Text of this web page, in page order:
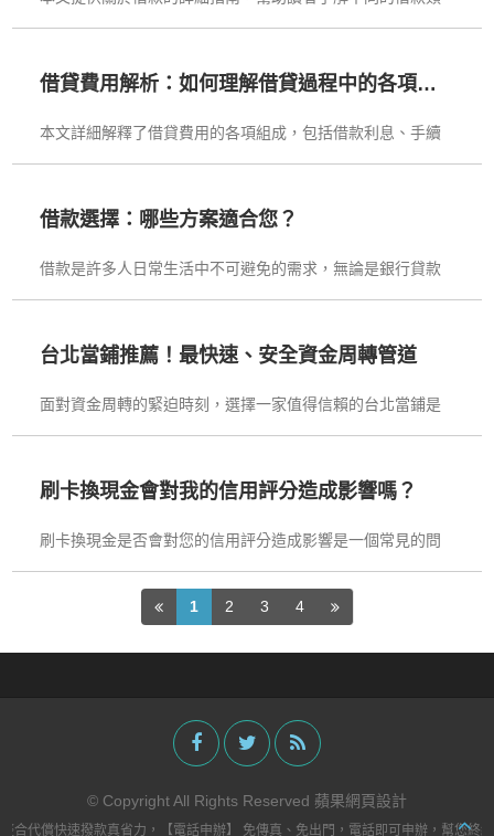
型，包括無擔保貸款、房屋貸款和車貸等。文章涵蓋了借款
避免常見的借款陷阱。此外，本文還深入探討了借款費用的
次借款還是需要額外資金的朋友，都能從中獲得有用的建
議。
借貸費用解析：如何理解借貸過程中的各項費
本文詳細解釋了借貸費用的各項組成，包括借款利息、手續
費、保險費用及提前還款的罰金等。透過了解這些費用，讀
用。無論是首次借貸還是有過經驗的借款人，都能從中學習
借款選擇：哪些方案適合您？
借款是許多人日常生活中不可避免的需求，無論是銀行貸款
還是民間貸款，選擇適合的借款方式對於管理財務至關重
了解不同借款方式的利率、還款條件及適用情境。無論您需
點，能夠幫助您做出明智的財務決策。
台北當鋪推薦！最快速、安全資金周轉管道
面對資金周轉的緊迫時刻，選擇一家值得信賴的台北當鋪是
解決困境的得力助手。作為政府合法立案的當鋪，台北當鋪
鋪服務，以最低利率協助客戶度過資金低潮。我們不僅擁有
合適的解決方案。
刷卡換現金會對我的信用評分造成影響嗎？
刷卡換現金是否會對您的信用評分造成影響是一個常見的問
題，這取決於您的具體情況以及您如何處理這筆交易。本文
將探討刷卡換現金對信用評分可能產生的影響，以幫助您更
好地了解這一問題。刷卡換現金是通過信用卡或借記卡，從
自動提款機（ATM）或銀行分行取款，以獲得現金。
1 2 3 4
© Copyright All Rights Reserved 蘋果網頁設計
合代償快速撥款真省力，【電話申辦】 免傳真、免出門，電話即可申辦，幫您終